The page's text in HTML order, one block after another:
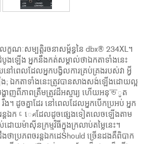
ខណៈសម្បត្តិរចនាសម្ព័ន្ធនៃ dbx® 234XL។
ឡើង អ្នកនឹងកត់សម្គាល់ថាឯកតាទាំងនេះ
ៅពេលដែលអ្នកបង្វិលការគ្រប់គ្រងរបស់វា អ្វី
; ឯកតាទាំងនេះត្រូវបានសាងសង់ឡើងដោយល្អ
ង្ហាញពីភាពត្រឹមត្រូវដ៏អស្ចារ្យ ហើយអនុভូត
។ ដូចគ្នាដែរ នៅពេលដែលអ្នកបើកប្រអប់ អ្នក
តឯកદេศដែលដូចផ្សេងទៀតលេចឡើងតាម
ោយម៉ាស៊ីនក្រម្មវិធីក្នុងក្រលាប់តម្លៃនេះ។
ថាប្រភពចរន្តឯកដេShould ច្រើនដងគឺពិបាក